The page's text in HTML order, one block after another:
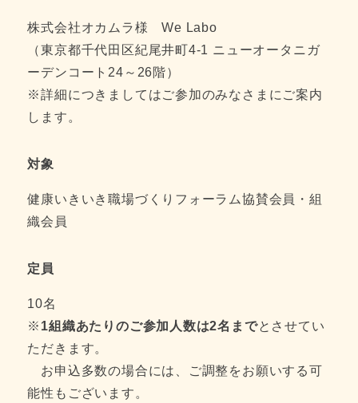
株式会社オカムラ様 We Labo
（東京都千代田区紀尾井町4-1 ニューオータニガ
ーデンコート24～26階）
※詳細につきましてはご参加のみなさまにご案内
します。
対象
健康いきいき職場づくりフォーラム協賛会員・組
織会員
定員
10名
※ 1組織あたりのご参加人数は2名までとさせてい
ただきます。
お申込多数の場合には、ご調整をお願いする可
能性もございます。